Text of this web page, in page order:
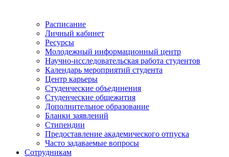
Расписание
Личный кабинет
Ресурсы
Молодежный информационный центр
Научно-исследовательская работа студентов
Календарь мероприятий студента
Центр карьеры
Студенческие объединения
Студенческие общежития
Дополнительное образование
Бланки заявлений
Стипендии
Предоставление академического отпуска
Часто задаваемые вопросы
Сотрудникам